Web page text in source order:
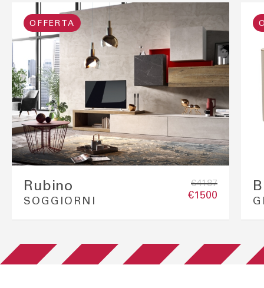
OFFERTA
Rubino
SOGGIORNI
€4187
€1500